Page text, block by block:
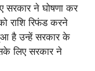
सरकार ने घोषणा कर
राशि रिफंड करने
है उन्हें सरकार के
लिए सरकार ने